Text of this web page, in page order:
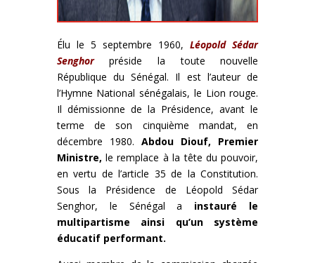
Élu le 5 septembre 1960,Léopold Sédar
Senghorpréside la toute nouvelle
République du Sénégal. Il est l’auteur de
l’Hymne National sénégalais, le Lion rouge.
Il démissionne de la Présidence, avant le
terme de son cinquième mandat, en
décembre 1980. Abdou Diouf, Premier
Ministre, le remplace à la tête du pouvoir,
en vertu de l’article 35 de la Constitution.
Sous la Présidence de Léopold Sédar
Senghor, le Sénégal a instauré le
multipartisme ainsi qu’un système
éducatif performant.